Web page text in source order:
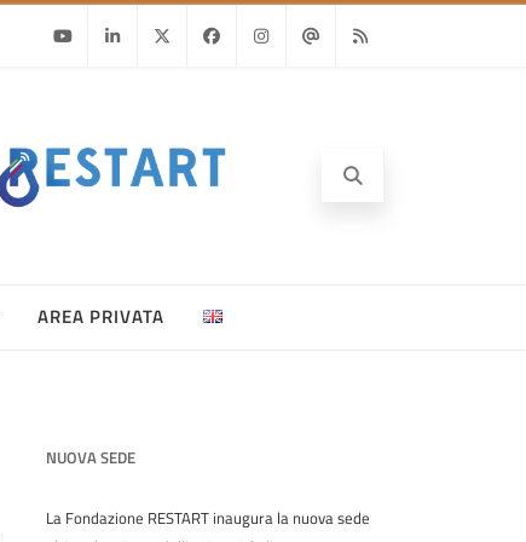
AREA PRIVATA
NUOVA SEDE
La Fondazione RESTART inaugura la nuova sede